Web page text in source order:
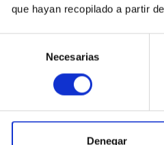
que hayan recopilado a partir
consentimiento
Necesarias
Denegar
documentarán